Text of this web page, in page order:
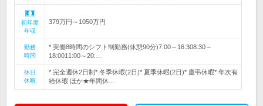
初年度
年収
379万円～1050万円
勤務
時間
* 実働8時間のシフト制勤務(休憩90分)7:00～16:308:30～
18:0011:00～20:…
休日
休暇
* 完全週休2日制* 冬季休暇(2日)* 夏季休暇(2日)* 慶弔休暇* 年次有
給休暇 ほか★年間休…